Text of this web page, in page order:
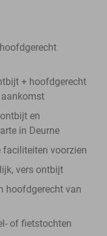
+ hoofdgerecht
aankomst
en
in Deurne
voorzien
vers ontbijt
hoofdgerecht van
of fietstochten